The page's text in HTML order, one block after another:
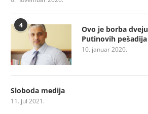
4
Ovo je borba dveju
Putinovih pešadija
10. januar 2020.
Sloboda medija
11. jul 2021.